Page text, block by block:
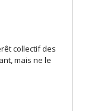
collectif des
mais ne le